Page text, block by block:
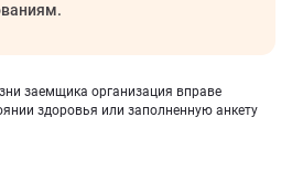
заемщика организация вправе
здоровья или заполненную анкету